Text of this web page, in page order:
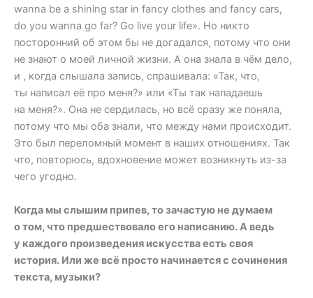
wanna be a shining star in fancy clothes and fancy cars,
do you wanna go far? Go live your life». Но никто
посторонний об этом бы не догадался, потому что они
не знают о моей личной жизни. А она знала в чём дело,
и , когда слышала запись, спрашивала: «Так, что,
ты написал её про меня?» или «Ты так нападаешь
на меня?». Она не сердилась, но всё сразу же поняла,
потому что мы оба знали, что между нами происходит.
Это был переломный момент в наших отношениях. Так
что, повторюсь, вдохновение может возникнуть из-за
чего угодно.
Когда мы слышим припев, то зачастую не думаем
о том, что предшествовало его написанию. А ведь
у каждого произведения искусства есть своя
история. Или же всё просто начинается с сочинения
текста, музыки?